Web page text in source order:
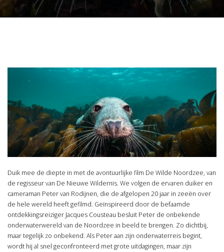
Duik mee de diepte in met de avontuurlijke film De Wilde Noordzee, van
de regisseur van De Nieuwe Wildernis. We volgen de ervaren duiker en
cameraman Peter van Rodijnen, die de afgelopen 20 jaar in zeeën over
de hele wereld heeft gefilmd. Geïnspireerd door de befaamde
ontdekkingsreiziger Jacques Cousteau besluit Peter de onbekende
onderwaterwereld van de Noordzee in beeld te brengen. Zo dichtbij,
maar tegelijk zo onbekend. Als Peter aan zijn onderwaterreis begint,
wordt hij al snel geconfronteerd met grote uitdagingen, maar zijn